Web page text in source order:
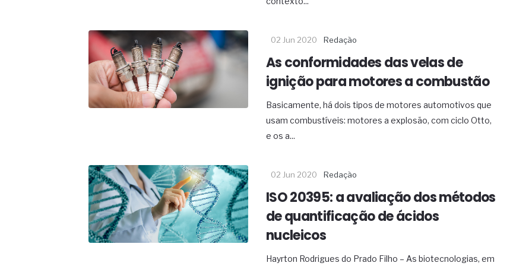
02 Jun 2020 Redação
As conformidades das velas de
ignição para motores a combustão
Basicamente, há dois tipos de motores automotivos que
usam combustíveis: motores a explosão, com ciclo Otto,
e os a...
02 Jun 2020 Redação
ISO 20395: a avaliação dos métodos
de quantificação de ácidos
nucleicos
Hayrton Rodrigues do Prado Filho – As biotecnologias, em